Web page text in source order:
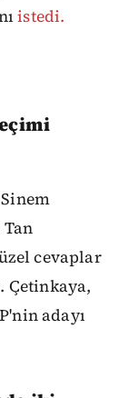
istedi.
cevaplar
Çetinkaya,
adayı